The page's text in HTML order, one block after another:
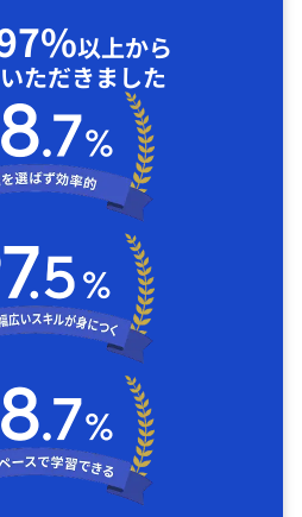
以上から
ただきました